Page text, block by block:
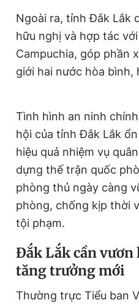
Ngoài ra, tỉnh Đắk Lắk
hữu nghị và hợp tác
Campuchia, góp phần
giới hai nước hòa bình,
Tình hình an ninh
hội của tỉnh Đắk Lắk
hiệu quả nhiệm vụ
dựng thế trận quốc
phòng thủ ngày càng
phòng, chống kịp thời
tội phạm.
Đắk Lắk cần
tăng trưởng mới
Thường trực Tiểu ban